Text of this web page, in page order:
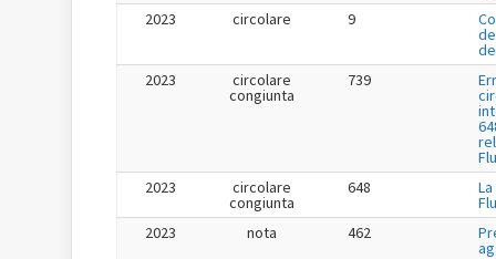
2023
circolare 9
2023
circolare
congiunta
739
2023
circolare
congiunta
648
2023
nota 462